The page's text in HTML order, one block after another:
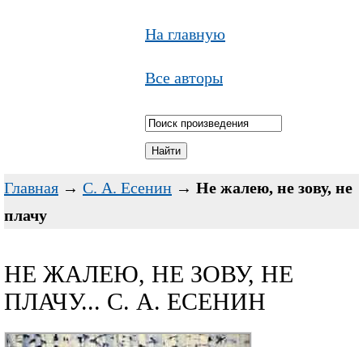
На главную
Все авторы
Главная → С. А. Есенин → Не жалею, не зову, не
плачу
НЕ ЖАЛЕЮ, НЕ ЗОВУ, НЕ
ПЛАЧУ... С. А. ЕСЕНИН